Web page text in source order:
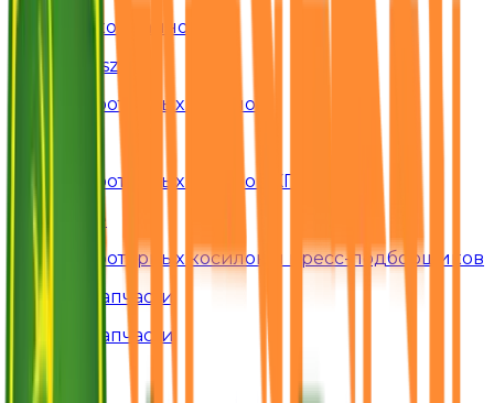
Для комбайнов
Samasz
Для роторных косилок
Для роторных косилок КПР-9
Krone
Для роторных косилок и пресс-подборщиков
Все запчасти
Все запчасти
B2B